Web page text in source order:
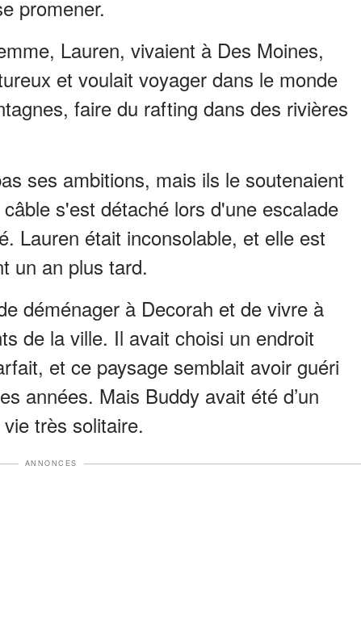
promener.
Lauren, vivaient à Des Moines,
et voulait voyager dans le monde
faire du rafting dans des rivières
ses ambitions, mais ils le soutenaient
s'est détaché lors d'une escalade
Lauren était inconsolable, et elle est
un an plus tard.
déménager à Decorah et de vivre à
de la ville. Il avait choisi un endroit
et ce paysage semblait avoir guéri
années. Mais Buddy avait été d’un
très solitaire.
ANNONCES